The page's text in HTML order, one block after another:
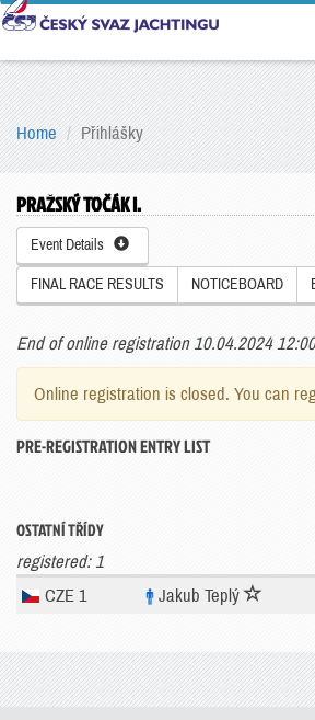
Home Přihlášky
PRAŽSKÝ TOČÁK I.
Event Details
FINAL RACE RESULTS NOTICEBOARD
End of online registration 10.04.2024
Online registration is closed. You can
PRE-REGISTRATION ENTRY LIST
OSTATNÍ TŘÍDY
registered: 1
CZE 1
Jakub Teplý